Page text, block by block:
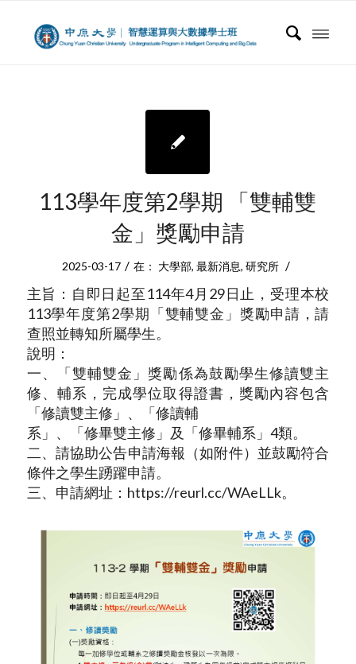
113學年度第2學期 「雙輔雙
金」獎勵申請
2025-03-17 / 在： 大學部, 最新消息, 研究所 /
主旨：自即日起至114年4月29日止，受理本校
113學年度第2學期「雙輔雙金」獎勵申請，請
查照並轉知所屬學生。
說明：
一、「雙輔雙金」獎勵係為鼓勵學生修讀雙主
修、輔系，完成學位取得證書，獎勵內容包含
「修讀雙主修」、「修讀輔
系」、「修畢雙主修」及「修畢輔系」4類。
二、請協助公告申請海報（如附件）並鼓勵符合
條件之學生踴躍申請。
三、申請網址：https://reurl.cc/WAeLLk。